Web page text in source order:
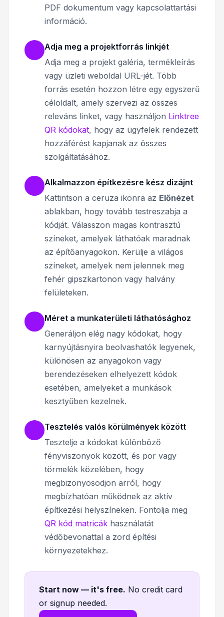
PDF dokumentum vagy kapcsolattartási
információ.
Adja meg a projektforrás linkjét
Adja meg a projekt galéria, termékleírás
vagy üzleti weboldal URL-jét. Több
forrás esetén hozzon létre egy egyszerű
céloldalt, amely szervezi az összes
releváns linket, vagy használjon Linktree
QR kódokat, hogy az ügyfelek rendezett
hozzáférést kapjanak az összes
szolgáltatásához.
Alkalmazzon építkezésre kész dizájnt
Kattintson a ceruza ikonra az Előnézet
ablakban, hogy tovább testreszabja a
kódját. Válasszon magas kontrasztú
színeket, amelyek láthatóak maradnak
az építőanyagokon. Kerülje a világos
színeket, amelyek nem jelennek meg
fehér gipszkartonon vagy halvány
felületeken.
Méret a munkaterületi láthatósághoz
Generáljon elég nagy kódokat, hogy
karnyújtásnyira beolvashatók legyenek,
különösen az anyagokon vagy
berendezéseken elhelyezett kódok
esetében, amelyeket a munkások
kesztyűben kezelnek.
Tesztelés valós körülmények között
Tesztelje a kódokat különböző
fényviszonyok között, és por vagy
törmelék közelében, hogy
megbizonyosodjon arról, hogy
megbízhatóan működnek az aktív
építkezési helyszíneken. Fontolja meg
QR kód matricák használatát
védőbevonattal a zord építési
környezetekhez.
Start now — it's free. No credit card
or signup needed.